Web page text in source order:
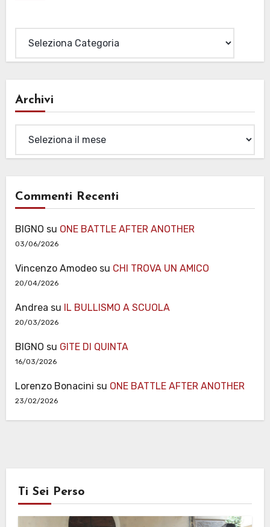
Archivi
Commenti Recenti
BIGNO su ONE BATTLE AFTER ANOTHER
03/06/2026
Vincenzo Amodeosu CHI TROVA UN AMICO
20/04/2026
Andrea su IL BULLISMO A SCUOLA
20/03/2026
BIGNO su GITE DI QUINTA
16/03/2026
Lorenzo Bonacini su ONE BATTLE AFTER ANOTHER
23/02/2026
Ti Sei Perso